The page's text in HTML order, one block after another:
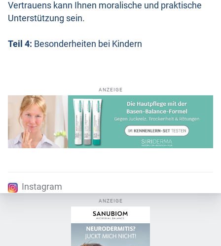
Vertrauens kann Ihnen moralische und praktische
Unterstützung sein.
Teil 4: Besonderheiten bei Kindern
ANZEIGE
Instagram
ANZEIGE